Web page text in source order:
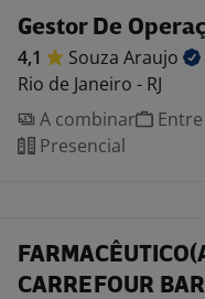
Gestor De
4,1 Souza Araujo
Rio de Janeiro - RJ
A combinar
Presencial
CARREFOUR